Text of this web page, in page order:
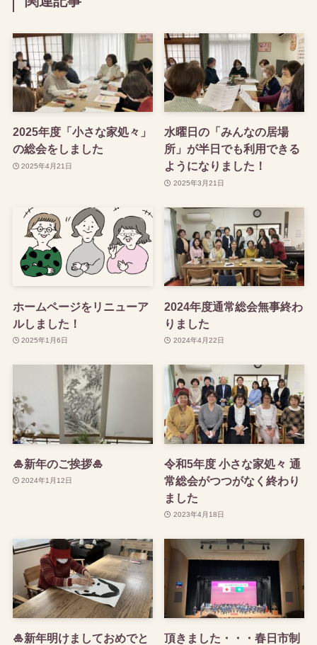
2025年度「小さな家処々」
の総会をしました
2025年4月21日
水曜日の「みんなの居場
所」が半日でも利用できる
ようになりました！
2025年3月21日
ホームページをリニューア
ルしました！
2025年1月6日
2024年度通常総会無事終わ
りました
2024年4月22日
🎍新年のご挨拶🎍
2024年1月12日
令和5年度 小さな家処々 通
常総会がつつがなく終わり
ました
2023年4月18日
🎍新年明けましておめでと
頂きました・・・春日市制